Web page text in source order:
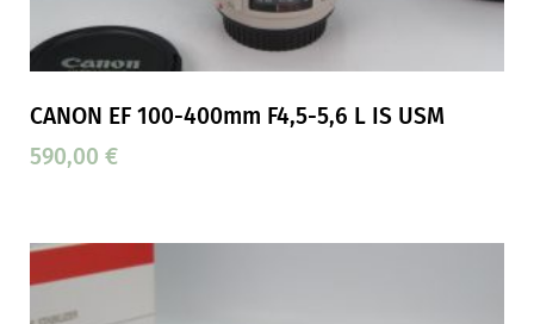
CANON EF 100-400mm F4,5-5,6 L IS USM
590,00 €